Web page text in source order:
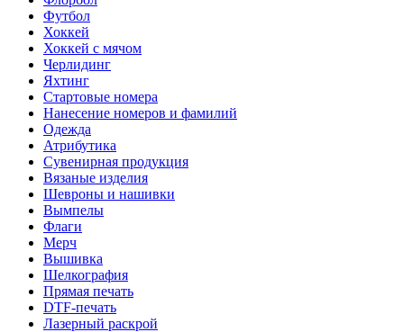
Футбол
Хоккей
Хоккей с мячом
Черлидинг
Яхтинг
Стартовые номера
Нанесение номеров и фамилий
Одежда
Атрибутика
Сувенирная продукция
Вязаные изделия
Шевроны и нашивки
Вымпелы
Флаги
Мерч
Вышивка
Шелкография
Прямая печать
DTF-печать
Лазерный раскрой